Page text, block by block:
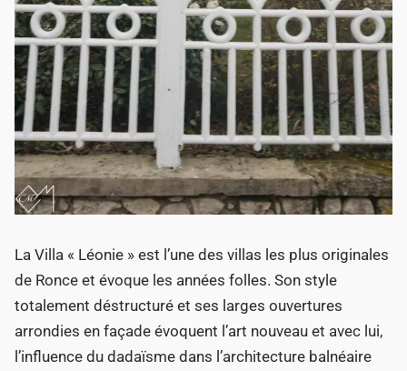
La Villa « Léonie » est l’une des villas les plus originales
de Ronce et évoque les années folles. Son style
totalement déstructuré et ses larges ouvertures
arrondies en façade évoquent l’art nouveau et avec lui,
l’influence du dadaïsme dans l’architecture balnéaire